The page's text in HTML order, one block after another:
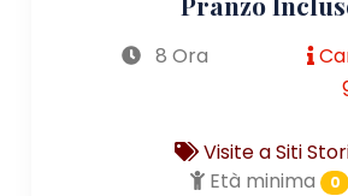
8 Ora
Visite a Siti
Età minima
0